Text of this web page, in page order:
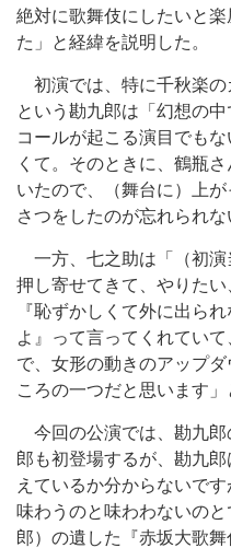
絶対に歌舞伎にしたいと
た」と経緯を説明した。
初演では、特に千秋楽の
という勘九郎は「幻想の
コールが起こる演目でも
くて。そのときに、鶴瓶
いたので、（舞台に）上
さつをしたのが忘れられ
一方、七之助は「（初演
押し寄せてきて、やりた
『恥ずかしくて外に出ら
よ』って言ってくれてい
で、女形の動きのアップ
ころの一つだと思います」
今回の公演では、勘九郎
郎も初登場するが、勘九
えているか分からないで
味わうのと味わわないの
郎）の遺した『赤坂大歌